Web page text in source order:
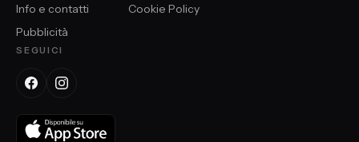
Info e contatti
Pubblicità
Cookie Policy
SEGUICI